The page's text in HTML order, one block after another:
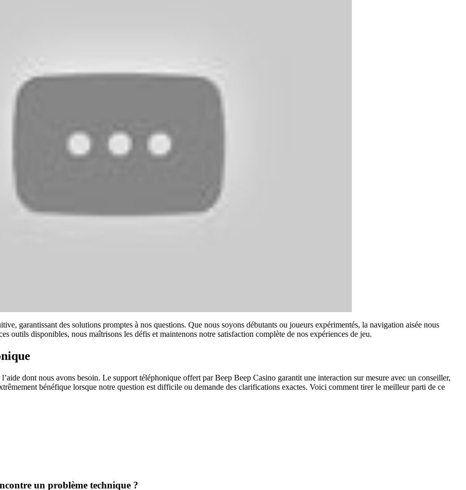
garantissant des solutions promptes à nos questions. Que nous soyons débutants ou joueurs expérimentés, la navigation aisée nous
outils disponibles, nous maîtrisons les défis et maintenons notre satisfaction complète de nos expériences de jeu.
dont nous avons besoin. Le support téléphonique offert par Beep Beep Casino garantit une interaction sur mesure avec un conseiller,
bénéfique lorsque notre question est difficile ou demande des clarifications exactes. Voici comment tirer le meilleur parti de ce
un problème technique ?